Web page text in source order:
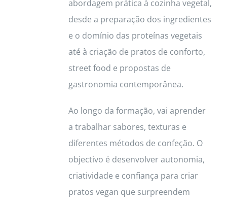
abordagem prática à cozinha vegetal,
desde a preparação dos ingredientes
e o domínio das proteínas vegetais
até à criação de pratos de conforto,
street food e propostas de
gastronomia contemporânea.
Ao longo da formação, vai aprender
a trabalhar sabores, texturas e
diferentes métodos de confeção. O
objectivo é desenvolver autonomia,
criatividade e confiança para criar
pratos vegan que surpreendem